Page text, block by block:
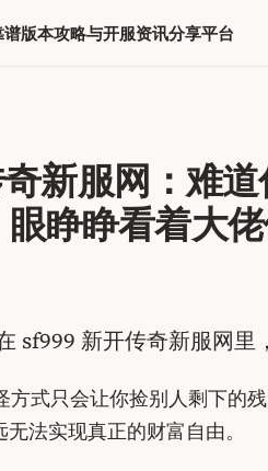
版本攻略与开服资讯分享平台
新服网：难
睁睁看着大
sf999 新开传奇新服网
方式只会让你捡别人剩下的
法实现真正的财富自由。